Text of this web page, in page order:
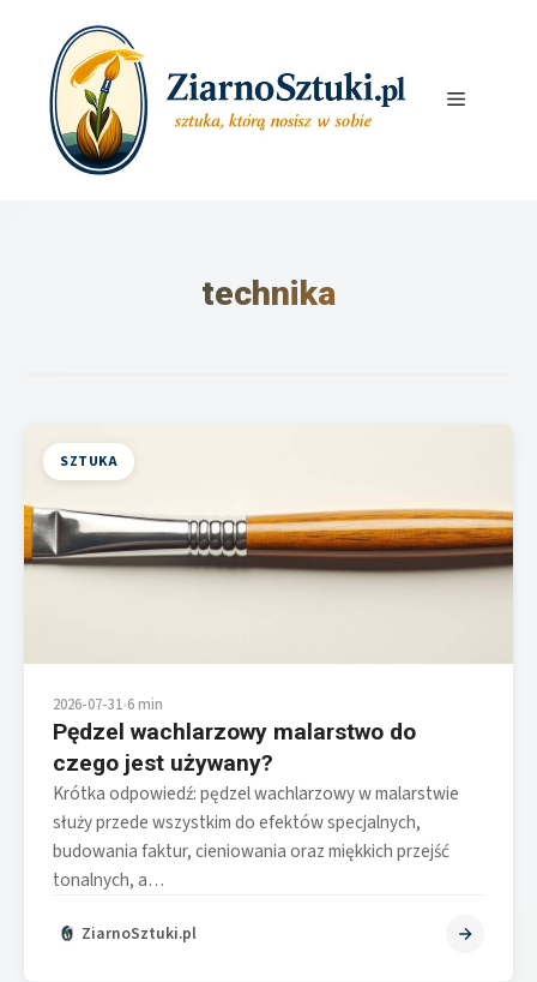
Menu
technika
SZTUKA
2026-07-31•6 min
Pędzel wachlarzowy malarstwo do
czego jest używany?
Krótka odpowiedź: pędzel wachlarzowy w malarstwie
służy przede wszystkim do efektów specjalnych,
budowania faktur, cieniowania oraz miękkich przejść
tonalnych, a…
ZiarnoSztuki.pl